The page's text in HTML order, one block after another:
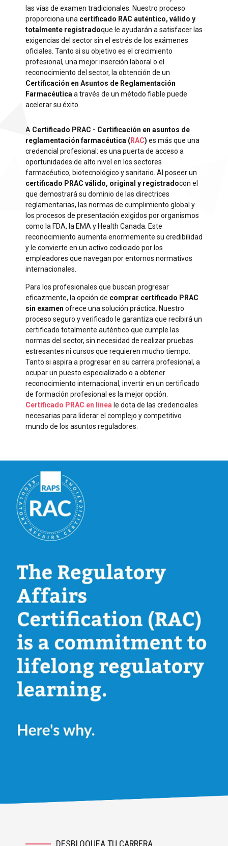
las vías de examen tradicionales. Nuestro proceso
proporciona una certificado RAC auténtico, válido y
totalmente registradoque le ayudarán a satisfacer las
exigencias del sector sin el estrés de los exámenes
oficiales. Tanto si su objetivo es el crecimiento
profesional, una mejor inserción laboral o el
reconocimiento del sector, la obtención de un
Certificación en Asuntos de Reglamentación
Farmacéutica a través de un método fiable puede
acelerar su éxito.
A Certificado PRAC - Certificación en asuntos de
reglamentación farmacéutica (RAC) es más que una
credencial profesional: es una puerta de acceso a
oportunidades de alto nivel en los sectores
farmacéutico, biotecnológico y sanitario. Al poseer un
certificado PRAC válido, original y registradocon el
que demostrará su dominio de las directrices
reglamentarias, las normas de cumplimiento global y
los procesos de presentación exigidos por organismos
como la FDA, la EMA y Health Canada. Este
reconocimiento aumenta enormemente su credibilidad
y le convierte en un activo codiciado por los
empleadores que navegan por entornos normativos
internacionales.
Para los profesionales que buscan progresar
eficazmente, la opción de comprar certificado PRAC
sin examen ofrece una solución práctica. Nuestro
proceso seguro y verificado le garantiza que recibirá un
certificado totalmente auténtico que cumple las
normas del sector, sin necesidad de realizar pruebas
estresantes ni cursos que requieren mucho tiempo.
Tanto si aspira a progresar en su carrera profesional, a
ocupar un puesto especializado o a obtener
reconocimiento internacional, invertir en un certificado
de formación profesional es la mejor opción.
Certificado PRAC en línea le dota de las credenciales
necesarias para liderar el complejo y competitivo
mundo de los asuntos reguladores.
DESBLOQUEA TU CARRERA